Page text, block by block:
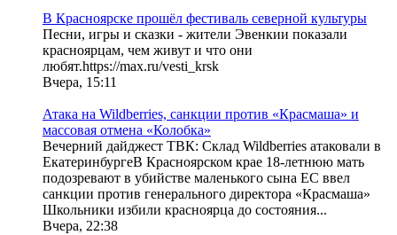
В Красноярске прошёл фестиваль северной культуры
Песни, игры и сказки - жители Эвенкии показали
красноярцам, чем живут и что они
любят.https://max.ru/vesti_krsk
Вчера, 15:11
Атака на Wildberries, санкции против «Красмаша» и
массовая отмена «Колобка»
Вечерний дайджест ТВК: Cклад Wildberries атаковали в
ЕкатеринбургеВ Красноярском крае 18-летнюю мать
подозревают в убийстве маленького сына ЕС ввел
санкции против генерального директора «Красмаша»
Школьники избили красноярца до состояния...
Вчера, 22:38